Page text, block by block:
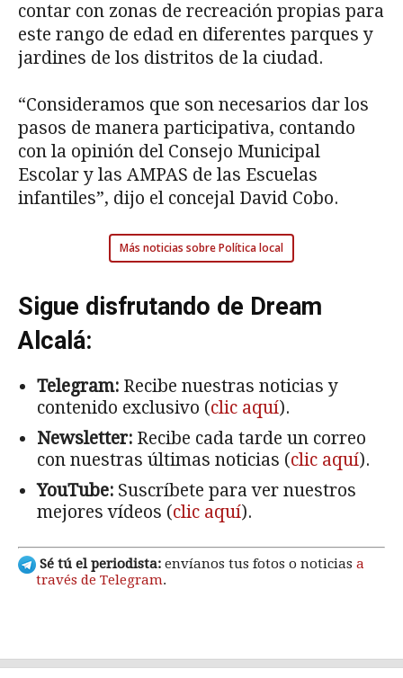
contar con zonas de recreación propias para
este rango de edad en diferentes parques y
jardines de los distritos de la ciudad.
“Consideramos que son necesarios dar los
pasos de manera participativa, contando
con la opinión del Consejo Municipal
Escolar y las AMPAS de las Escuelas
infantiles”, dijo el concejal David Cobo.
Más noticias sobre Política local
Sigue disfrutando de Dream
Alcalá:
Telegram: Recibe nuestras noticias y
contenido exclusivo (clic aquí).
Newsletter: Recibe cada tarde un correo
con nuestras últimas noticias (clic aquí).
YouTube: Suscríbete para ver nuestros
mejores vídeos (clic aquí).
Sé tú el periodista: envíanos tus fotos o noticias a
través de Telegram.